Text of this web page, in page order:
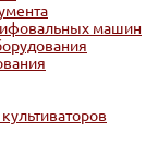
машин